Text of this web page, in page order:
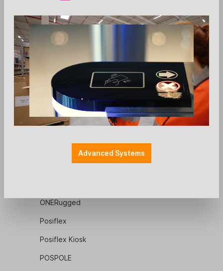
Honeywell
Honeywell - OEM
JLT Mobile Computers
JTech
Kathrein
Mettler Toledo
ONERugged
Posiflex
Posiflex Kiosk
POSPOLE
Advanced Systems